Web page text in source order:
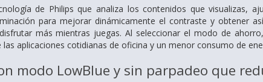
de Philips que analiza los contenidos que visualizas,
para mejorar dinámicamente el contraste y obtener
más mientras juegas. Al seleccionar el modo de
aplicaciones cotidianas de oficina y un menor consumo de
modo LowBlue y sin parpadeo que